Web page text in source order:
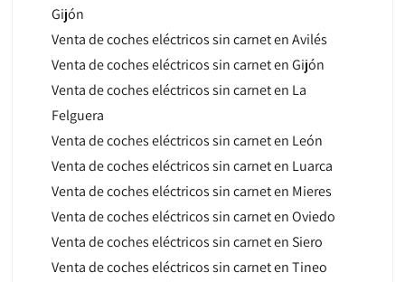
Gijón
Venta de coches eléctricos sin carnet en Avilés
Venta de coches eléctricos sin carnet en Gijón
Venta de coches eléctricos sin carnet en La
Felguera
Venta de coches eléctricos sin carnet en León
Venta de coches eléctricos sin carnet en Luarca
Venta de coches eléctricos sin carnet en Mieres
Venta de coches eléctricos sin carnet en Oviedo
Venta de coches eléctricos sin carnet en Siero
Venta de coches eléctricos sin carnet en Tineo